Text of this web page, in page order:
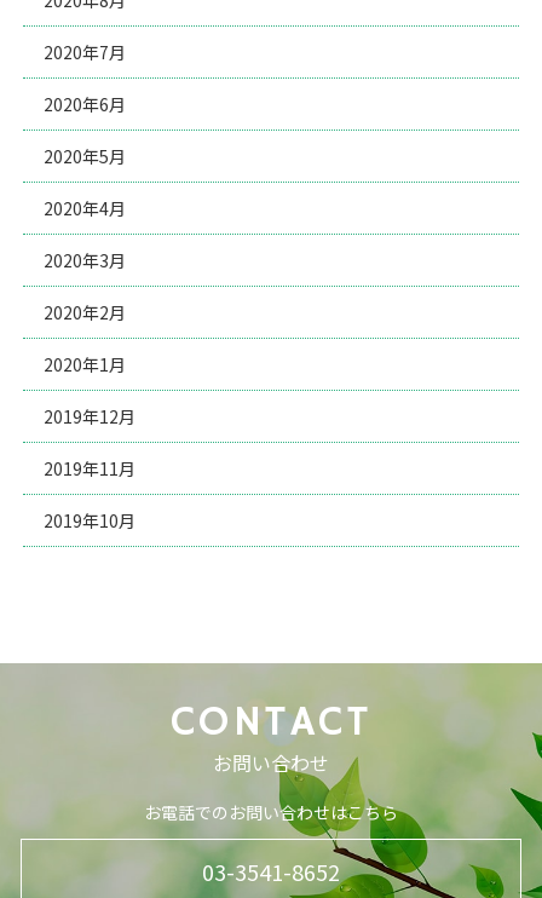
2020年7月
2020年6月
2020年5月
2020年4月
2020年3月
2020年2月
2020年1月
2019年12月
2019年11月
2019年10月
CONTACT
お問い合わせ
お電話でのお問い合わせはこちら
03-3541-8652